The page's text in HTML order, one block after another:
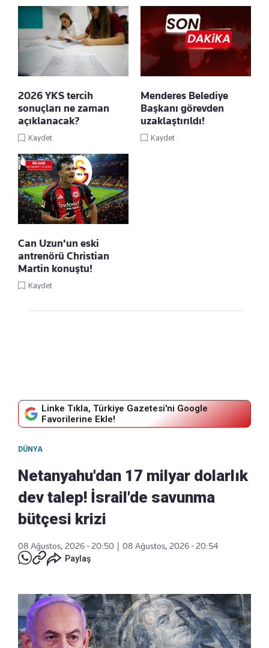
2026 YKS tercih
sonuçları ne zaman
açıklanacak?
Kaydet
Menderes Belediye
Başkanı görevden
uzaklaştırıldı!
Kaydet
Can Uzun'un eski
antrenörü Christian
Martin konuştu!
Kaydet
Linke Tıkla, Türkiye Gazetesi'ni Google
Favorilerine Ekle!
DÜNYA
Netanyahu'dan 17 milyar dolarlık
dev talep! İsrail'de savunma
bütçesi krizi
08 Ağustos, 2026 - 20:50
08 Ağustos, 2026 - 20:54
Paylaş